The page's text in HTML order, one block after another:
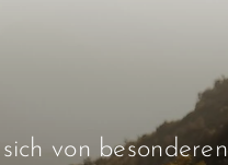
von besonderen